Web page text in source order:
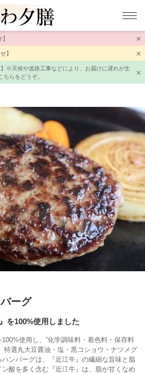
】
】※天候や道路工事などにより、お届けに遅れが生
らをどうぞ。
ーグ
を100%使用しました
使用し、”化学調味料・着色料・保存料
特選丸大豆醤油・塩・黒コショウ・ナツメグ
ンバーグは、『近江牛』の繊細な旨味と脂
酸を多く含む『近江牛』は、脂が甘くなめ